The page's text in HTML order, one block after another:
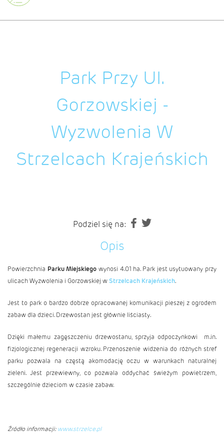
Park Przy Ul.
Gorzowskiej -
Wyzwolenia W
Strzelcach Krajeńskich
Podziel się na:
Opis
Powierzchnia Parku Miejskiego wynosi 4.01 ha. Park jest usytuowany przy
ulicach Wyzwolenia i Gorzowskiej w Strzelcach Krajeńskich.
Jest to park o bardzo dobrze opracowanej komunikacji pieszej z ogrodem
zabaw dla dzieci. Drzewostan jest głównie liściasty.
Dzięki małemu zagęszczeniu drzewostanu, sprzyja odpoczynkowi m.in.
fizjologicznej regeneracji wzroku. Przenoszenie widzenia do różnych stref
parku pozwala na częstą akomodację oczu w warunkach naturalnej
zieleni. Jest przewiewny, co pozwala oddychać świeżym powietrzem,
szczególnie dzieciom w czasie zabaw.
Źródło informacji: www.strzelce.pl